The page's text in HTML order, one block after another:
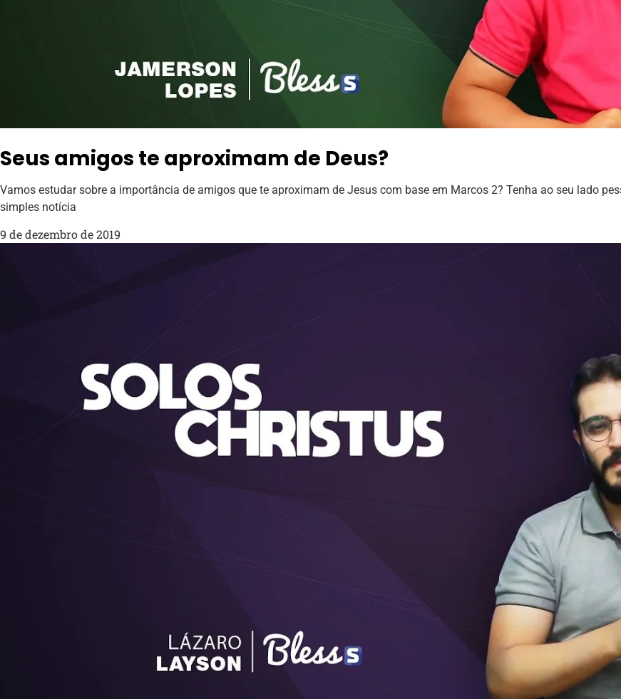
Seus amigos te aproximam de Deus?
Vamos estudar sobre a importância de amigos que te aproximam de Jesus com base em Marcos 2? Tenha ao seu lado
simples notícia
9 de dezembro de 2019